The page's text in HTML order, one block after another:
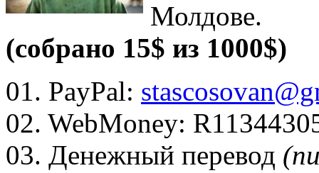
Молдове.
(собрано 15$ из 1000$)
01. PayPal:
02. WebMoney:
03. Денежный перевод